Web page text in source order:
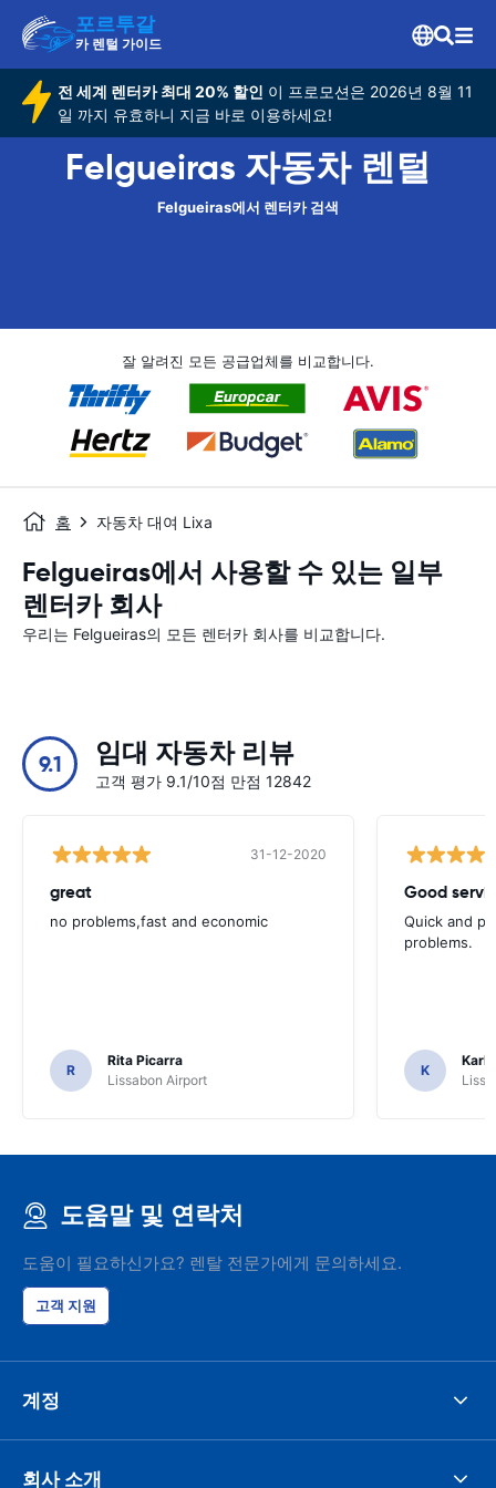
포르투갈
카 렌털 가이드
전 세계 렌터카 최대 20% 할인 이 프로모션은 2026년 8월 11
일 까지 유효하니 지금 바로 이용하세요!
Felgueiras 자동차 렌털
Felgueiras에서 렌터카 검색
잘 알려진 모든 공급업체를 비교합니다.
홈 자동차 대여 Lixa
Felgueiras에서 사용할 수 있는 일부
렌터카 회사
우리는 Felgueiras의 모든 렌터카 회사를 비교합니다.
9.1 임대 자동차 리뷰
고객 평가 9.1/10점 만점 12842
31-12-2020
great
no problems,fast and economic
R
Rita Picarra
Lissabon Airport
Good
Quick and
problems.
K
Karl
도움말 및 연락처
도움이 필요하신가요? 렌탈 전문가에게 문의하세요.
고객 지원
계정
회사 소개